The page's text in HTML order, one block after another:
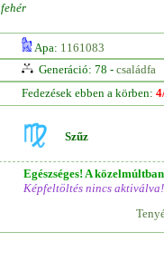
fehér
Apa: 1161083
Generáció: 78 - családfa
Fedezések ebben a körben:
Szűz
Egészséges! A
Képfeltöltés nincs aktiválva!